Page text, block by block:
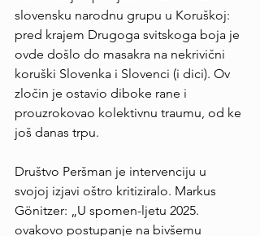
slovensku narodnu grupu u Koruškoj:
pred krajem Drugoga svitskoga boja je
ovde došlo do masakra na nekrivični
koruški Slovenka i Slovenci (i dici). Ov
zločin je ostavio diboke rane i
prouzrokovao kolektivnu traumu, od ke
još danas trpu.
Društvo Peršman je intervenciju u
svojoj izjavi oštro kritiziralo. Markus
Gönitzer: „U spomen-ljetu 2025.
ovakovo postupanje na bivšemu